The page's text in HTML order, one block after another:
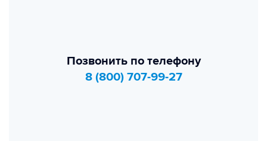
Позвонить по телефону
8 (800) 707-99-27